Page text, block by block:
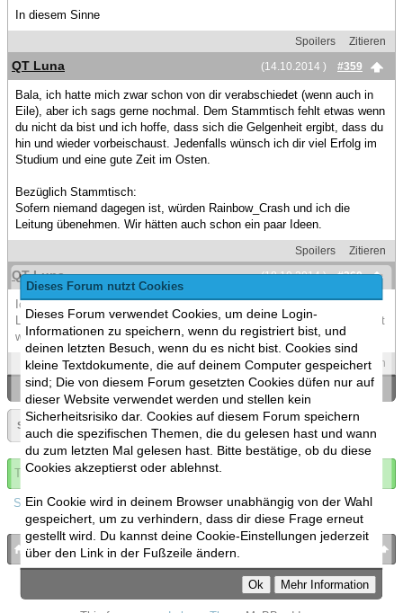
Dieses Forum nutzt Cookies
Dieses Forum verwendet Cookies, um deine Login-
Informationen zu speichern, wenn du registriert bist, und
deinen letzten Besuch, wenn du es nicht bist. Cookies sind
kleine Textdokumente, die auf deinem Computer gespeichert
sind; Die von diesem Forum gesetzten Cookies düfen nur auf
dieser Website verwendet werden und stellen kein
Sicherheitsrisiko dar. Cookies auf diesem Forum speichern
auch die spezifischen Themen, die du gelesen hast und wann
du zum letzten Mal gelesen hast. Bitte bestätige, ob du diese
Cookies akzeptierst oder ablehnst.
Ein Cookie wird in deinem Browser unabhängig von der Wahl
gespeichert, um zu verhindern, dass dir diese Frage erneut
gestellt wird. Du kannst deine Cookie-Einstellungen jederzeit
über den Link in der Fußzeile ändern.
In diesem Sinne
Spoilers
Zitieren
(14.10.2014 )
#359
QT Luna
Bala, ich hatte mich zwar schon von dir verabschiedet (wenn auch in
Eile), aber ich sags gerne nochmal. Dem Stammtisch fehlt etwas wenn
du nicht da bist und ich hoffe, dass sich die Gelgenheit ergibt, dass du
hin und wieder vorbeischaust. Jedenfalls wünsch ich dir viel Erfolg im
Studium und eine gute Zeit im Osten.
Bezüglich Stammtisch:
Sofern niemand dagegen ist, würden Rainbow_Crash und ich die
Leitung übenehmen. Wir hätten auch schon ein paar Ideen.
Spoilers
Zitieren
(18.10.2014 )
#360
QT Luna
Ich hab jetzt mal darum gebeten, dass ich den Thread bekomme. Die
Leitung des Stammtischs wäre sonst nicht möglich (oder ich muss halt
wiedermal nen neuen Thread machen).
Spoilers Zitieren
«Ein Thema zurück|Ein Thema vor»
Seite:
Thema abonnieren
Spoilers
bronies.de
, mobile Fassung: MyBB GoMobile.
Zur Desktop-Version wechseln